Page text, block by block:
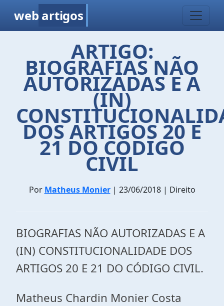
web artigos
ARTIGO:
BIOGRAFIAS NÃO
AUTORIZADAS E A
(IN)
DOS ARTIGOS 20 E
21 DO CÓDIGO
CIVIL
Por Matheus Monier| 23/06/2018 | Direito
BIOGRAFIAS NÃO AUTORIZADAS E A
(IN) CONSTITUCIONALIDADE DOS
ARTIGOS 20 E 21 DO CÓDIGO CIVIL.
Matheus Chardin Monier Costa